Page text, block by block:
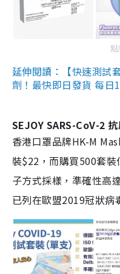
延伸閱讀：【快速測試
劑！最快即日發貨 每日
SEJOY SARS-CoV-2
香港口罩品牌HK-M
裝$22，而購買500套
子方式採樣，準確性高
已列在歐盟2019冠狀病